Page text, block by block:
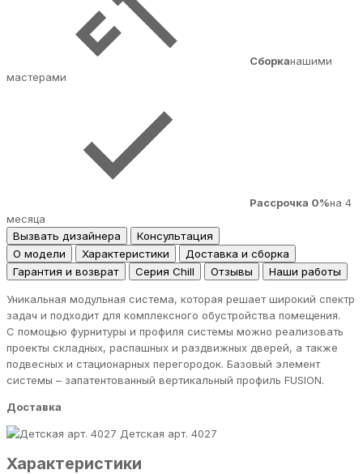
Сборканашими
мастерами
Рассрочка 0%на 4
месяца
Вызвать дизайнера
Консультация
О модели
Характеристики
Доставка и сборка
Гарантия и возврат
Серия Chill Отзывы Наши работы
Уникальная модульная система, которая решает широкий спектр
задач и подходит для комплексного обустройства помещения.
С помощью фурнитуры и профиля системы можно реализовать
проекты складных, распашных и раздвижных дверей, а также
подвесных и стационарных перегородок. Базовый элемент
системы – запатентованный вертикальный профиль FUSION.
Доставка
Детская арт. 4027
Характеристики